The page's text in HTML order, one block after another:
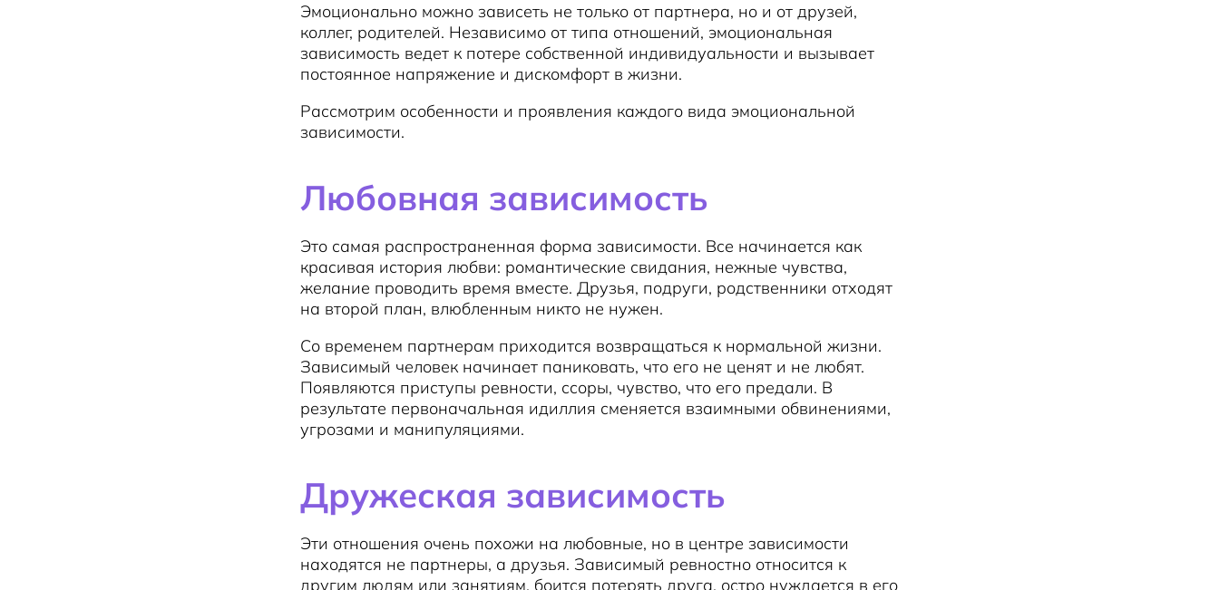
Эмоционально можно зависеть не только от партнера, но и от друзей,
коллег, родителей. Независимо от типа отношений, эмоциональная
зависимость ведет к потере собственной индивидуальности и вызывает
постоянное напряжение и дискомфорт в жизни.
Рассмотрим особенности и проявления каждого вида эмоциональной
зависимости.
Любовная зависимость
Это самая распространенная форма зависимости. Все начинается как
красивая история любви: романтические свидания, нежные чувства,
желание проводить время вместе. Друзья, подруги, родственники отходят
на второй план, влюбленным никто не нужен.
Со временем партнерам приходится возвращаться к нормальной жизни.
Зависимый человек начинает паниковать, что его не ценят и не любят.
Появляются приступы ревности, ссоры, чувство, что его предали. В
результате первоначальная идиллия сменяется взаимными обвинениями,
угрозами и манипуляциями.
Дружеская зависимость
Эти отношения очень похожи на любовные, но в центре зависимости
находятся не партнеры, а друзья. Зависимый ревностно относится к
другим людям или занятиям, боится потерять друга, остро нуждается в его